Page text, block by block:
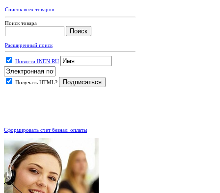
Список всех товаров
Поиск товара
Расширенный поиск
Новости INEN.RU
Получать HTML?
Сформировать счет безнал. оплаты